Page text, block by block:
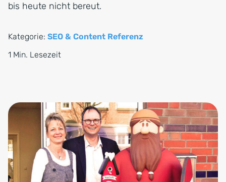
bis heute nicht bereut.
Kategorie: SEO & Content Referenz
1 Min. Lesezeit